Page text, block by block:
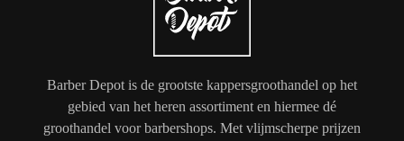
Barber Depot is de grootste kappersgroothandel op het
gebied van het heren assortiment en hiermee dé
groothandel voor barbershops. Met vlijmscherpe prijzen